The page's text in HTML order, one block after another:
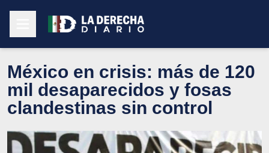
México en crisis: más de 120
mil desaparecidos y fosas
clandestinas sin control